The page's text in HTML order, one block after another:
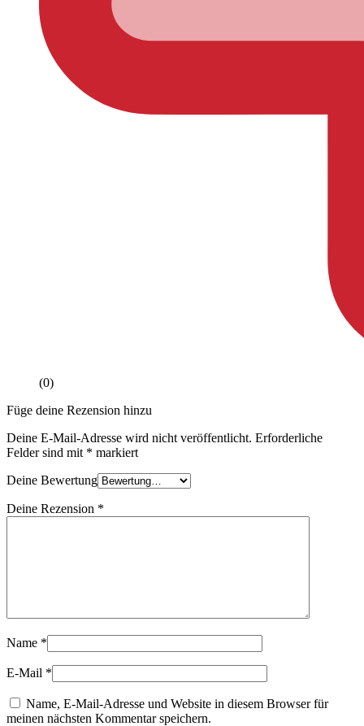
(0)
Füge deine Rezension hinzu
Deine E-Mail-Adresse wird nicht veröffentlicht. Erforderliche
Felder sind mit * markiert
Deine Bewertung
Deine Rezension *
Name *
E-Mail *
Name, E-Mail-Adresse und Website in diesem Browser für
meinen nächsten Kommentar speichern.